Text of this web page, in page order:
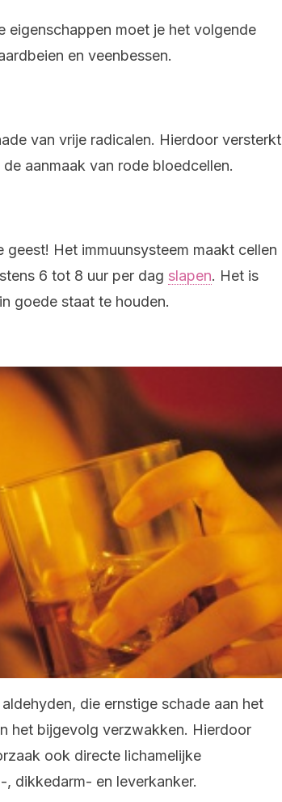
eigenschappen moet je het volgende
en veenbessen.
van vrije radicalen. Hierdoor versterkt
aanmaak van rode bloedcellen.
Het immuunsysteem maakt cellen
6 tot 8 uur per dag slapen. Het is
goede staat te houden.
die ernstige schade aan het
het bijgevolg verzwakken. Hierdoor
ook directe lichamelijke
dikkedarm- en leverkanker.